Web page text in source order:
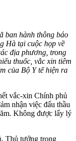
ban hành thông báo
Hà tại cuộc họp về
địa phương, trong
thuốc, vắc xin tiêm
của Bộ Y tế hiện ra
vắc-xin Chính phủ
nhận việc đấu thầu
Không được lấy lý
Thủ tướng trong